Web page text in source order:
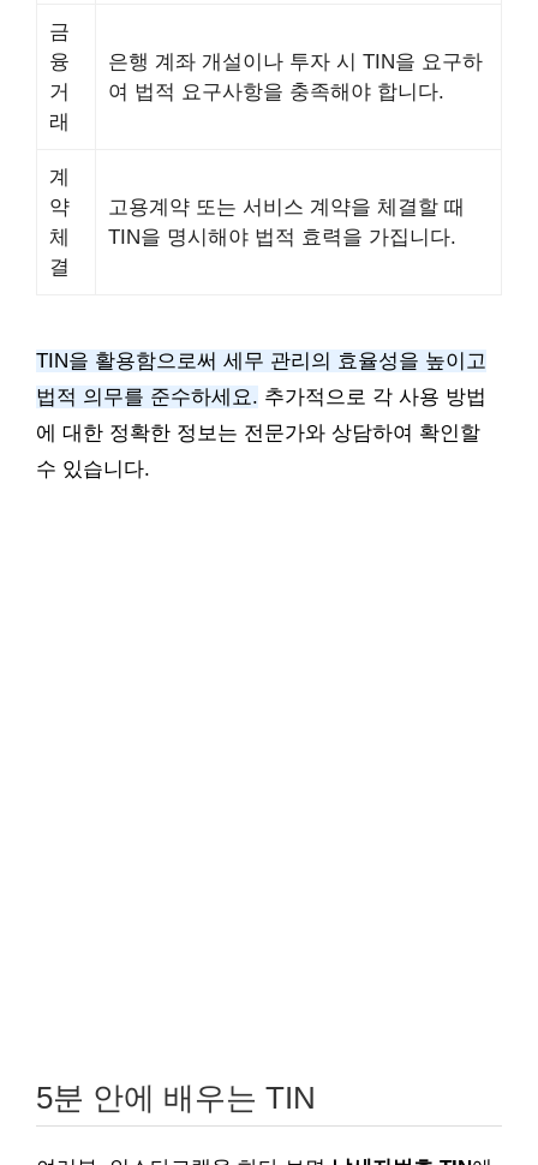
금
융
거
래
은행 계좌 개설이나 투자 시 TIN을 요구하
여 법적 요구사항을 충족해야 합니다.
계
약
체
결
고용계약 또는 서비스 계약을 체결할 때
TIN을 명시해야 법적 효력을 가집니다.
TIN을 활용함으로써 세무 관리의 효율성을 높이고
법적 의무를 준수하세요. 추가적으로 각 사용 방법
에 대한 정확한 정보는 전문가와 상담하여 확인할
수 있습니다.
5분 안에 배우는 TIN